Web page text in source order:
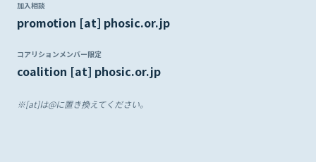
加入相談
promotion [at] phosic.or.jp
コアリションメンバー限定
coalition [at] phosic.or.jp
※[at]は@に置き換えてください。